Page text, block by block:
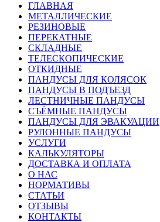
ГЛАВНАЯ
МЕТАЛЛИЧЕСКИЕ
РЕЗИНОВЫЕ
ПЕРЕКАТНЫЕ
СКЛАДНЫЕ
ТЕЛЕСКОПИЧЕСКИЕ
ОТКИДНЫЕ
ПАНДУСЫ ДЛЯ КОЛЯСОК
ПАНДУСЫ В ПОДЪЕЗД
ЛЕСТНИЧНЫЕ ПАНДУСЫ
СЪЁМНЫЕ ПАНДУСЫ
ПАНДУСЫ ДЛЯ ЭВАКУАЦИИ
РУЛОННЫЕ ПАНДУСЫ
УСЛУГИ
КАЛЬКУЛЯТОРЫ
ДОСТАВКА И ОПЛАТА
О НАС
НОРМАТИВЫ
СТАТЬИ
ОТЗЫВЫ
КОНТАКТЫ